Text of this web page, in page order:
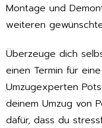
Montage und
weiteren
Überzeuge dich
einen Termin für
Umzugexperten
deinem Umzug von
dafür, dass du